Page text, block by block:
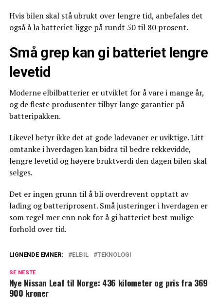
Hvis bilen skal stå ubrukt over lengre tid, anbefales det
også å la batteriet ligge på rundt 50 til 80 prosent.
Små grep kan gi batteriet lengre
levetid
Moderne elbilbatterier er utviklet for å vare i mange år,
og de fleste produsenter tilbyr lange garantier på
batteripakken.
Likevel betyr ikke det at gode ladevaner er uviktige. Litt
omtanke i hverdagen kan bidra til bedre rekkevidde,
lengre levetid og høyere bruktverdi den dagen bilen skal
selges.
Det er ingen grunn til å bli overdrevent opptatt av
lading og batteriprosent. Små justeringer i hverdagen er
som regel mer enn nok for å gi batteriet best mulige
forhold over tid.
LIGNENDE EMNER: ELBIL TEKNOLOGI
SE NESTE
Nye Nissan Leaf til Norge: 436 kilometer og pris fra 369
900 kroner